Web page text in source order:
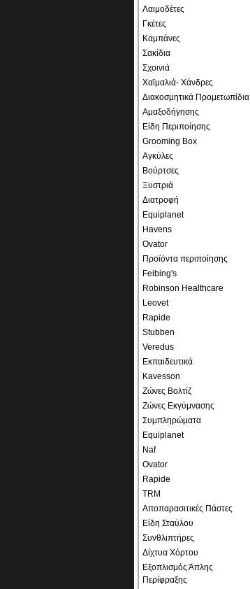
Λαιμοδέτες
Γκέτες
Καμπάνες
Σακίδια
Σχοινιά
Χαϊμαλιά- Χάνδρες
Διακοσμητικά Προμετωπίδια
Αμαξοδήγησης
Είδη Περιποίησης
Grooming Box
Αγκύλες
Βούρτσες
Ξυστριά
Διατροφή
Equiplanet
Havens
Ovator
Προϊόντα περιποίησης
Feibing's
Robinson Healthcare
Leovet
Rapide
Stubben
Veredus
Εκπαιδευτικά
Kavesson
Ζώνες Βολτίζ
Ζώνες Εκγύμνασης
Συμπληρώματα
Equiplanet
Naf
Ovator
Rapide
TRM
Αποπαρασιτικές Πάστες
Είδη Σταύλου
Συνθλιπτήρες
Δίχτυα Χόρτου
Εξοπλισμός Άπλης
Περίφραξης